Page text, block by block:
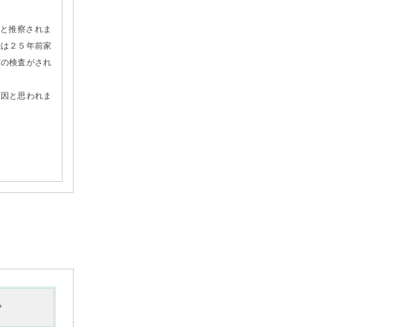
推察されま
２５年前家
検査がされ
と思われま